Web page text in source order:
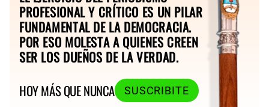
PROFESIONAL Y CRÍTICO ES UN PILAR
FUNDAMENTAL DE LA DEMOCRACIA.
POR ESO MOLESTA A QUIENES CREEN
SER LOS DUEÑOS DE LA VERDAD.
HOY MÁS QUE NUNCA
SUSCRIBITE